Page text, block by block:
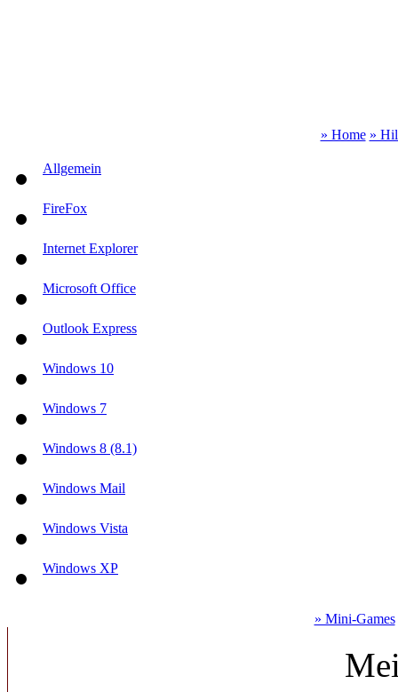
» Home »
Allgemein
FireFox
Internet Explorer
Microsoft Office
Outlook Express
Windows 10
Windows 7
Windows 8 (8.1)
Windows Mail
Windows Vista
Windows XP
» Mini-Games